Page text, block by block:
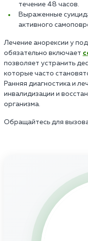
течение 48 часов.
Выраженные
активного
Лечение анорексии у
обязательно включает
позволяет устранить
которые часто
Ранняя диагностика и
инвалидизации и
организма.
Обращайтесь для